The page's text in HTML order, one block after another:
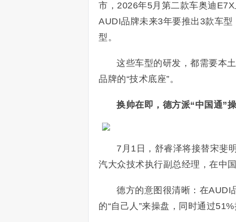
市，2026年5月第二款车奥迪
AUDI品牌未来3年要推出3款车
型。
这些车型的研发，都需要本
品牌的“技术底座”。
换帅在即，德方派“中国通”
7月1日，舒睿泽将接替宋斐
汽大众技术执行副总经理，在中
德方的意图很清晰：在AUDI
的“自己人”来操盘，同时通过